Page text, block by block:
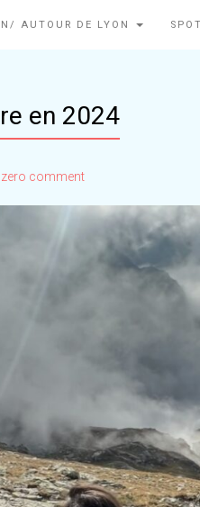
AUTOUR DE LYON
en 2024
zero comment